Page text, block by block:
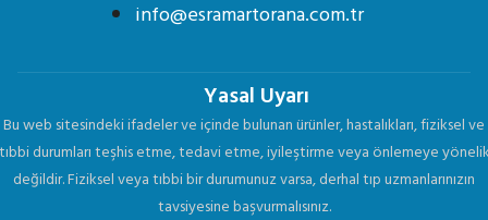
info@esramartorana.com.tr
Yasal Uyarı
Bu web sitesindeki ifadeler ve içinde bulunan ürünler, hastalıkları, fiziksel ve
durumları teşhis etme, tedavi etme, iyileştirme veya önlemeye
değildir. Fiziksel veya tıbbi bir durumunuz varsa, derhal tıp uzmanlarınızın
tavsiyesine başvurmalısınız.